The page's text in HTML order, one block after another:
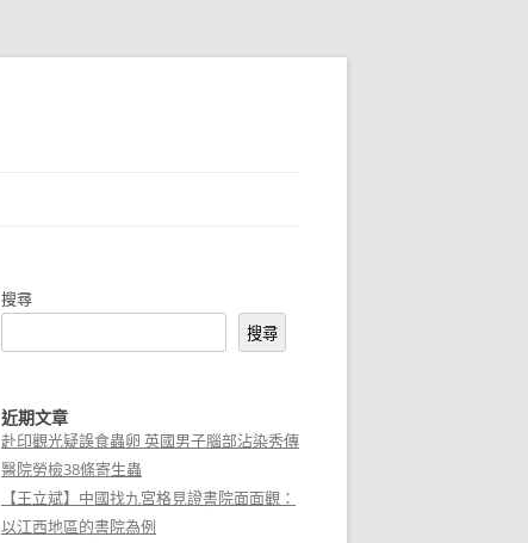
搜尋
搜尋
近期文章
赴印觀光疑誤食蟲卵 英國男子腦部沾染秀傳
醫院勞檢38條寄生蟲
【王立斌】中國找九宮格見證書院面面觀：
以江西地區的書院為例